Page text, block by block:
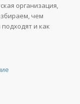
организация,
чем
и как